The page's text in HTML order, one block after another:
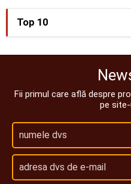
Top 10
Fii primul care află despre
pe